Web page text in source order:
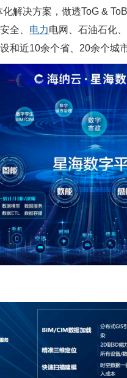
解决方案，做透ToG &
全、 电力电网、石油石化、
和近10余个省、20余个城